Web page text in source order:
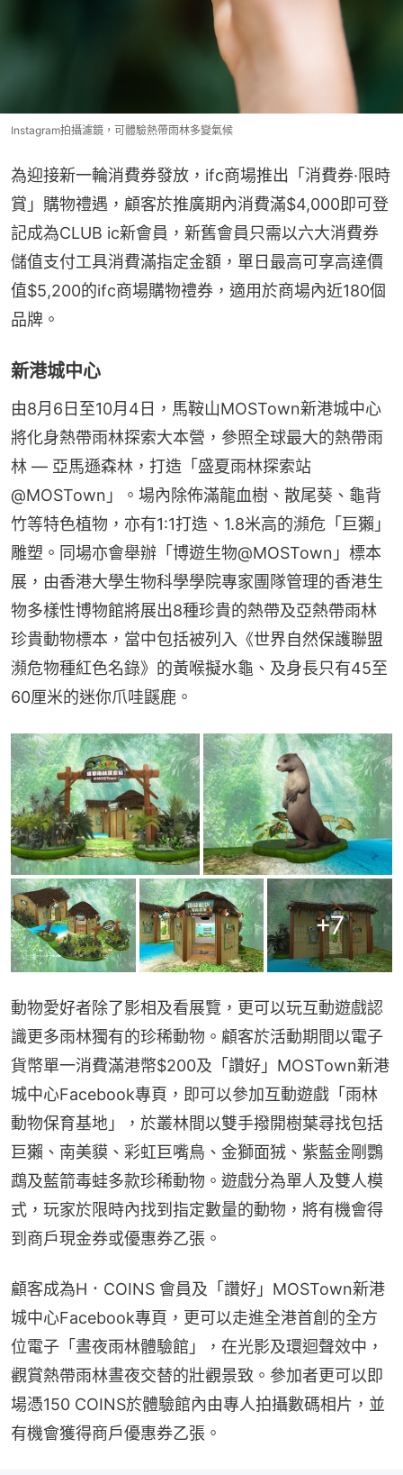
Instagram拍攝濾鏡，可體驗熱帶雨林多變氣候
為迎接新一輪消費券發放，ifc商場推出「消費券·限時
賞」購物禮遇，顧客於推廣期內消費滿$4,000即可登
記成為CLUB ic新會員，新舊會員只需以六大消費券
儲值支付工具消費滿指定金額，單日最高可享高達價
值$5,200的ifc商場購物禮券，適用於商場內近180個
品牌。
新港城中心
由8月6日至10月4日，馬鞍山MOSTown新港城中心
將化身熱帶雨林探索大本營，參照全球最大的熱帶雨
林 — 亞馬遜森林，打造「盛夏雨林探索站
@MOSTown」。場內除佈滿龍血樹、散尾葵、龜背
竹等特色植物，亦有1:1打造、1.8米高的瀕危「巨獺」
雕塑。同場亦會舉辦「博遊生物@MOSTown」標本
展，由香港大學生物科學學院專家團隊管理的香港生
物多樣性博物館將展出8種珍貴的熱帶及亞熱帶雨林
珍貴動物標本，當中包括被列入《世界自然保護聯盟
瀕危物種紅色名錄》的黃喉擬水龜、及身長只有45至
60厘米的迷你爪哇鼷鹿。
+7
動物愛好者除了影相及看展覽，更可以玩互動遊戲認
識更多雨林獨有的珍稀動物。顧客於活動期間以電子
貨幣單一消費滿港幣$200及「讚好」MOSTown新港
城中心Facebook專頁，即可以參加互動遊戲「雨林
動物保育基地」，於叢林間以雙手撥開樹葉尋找包括
巨獺、南美貘、彩虹巨嘴鳥、金獅面狨、紫藍金剛鸚
鵡及藍箭毒蛙多款珍稀動物。遊戲分為單人及雙人模
式，玩家於限時內找到指定數量的動物，將有機會得
到商戶現金券或優惠券乙張。
顧客成為H．COINS 會員及「讚好」MOSTown新港
城中心Facebook專頁，更可以走進全港首創的全方
位電子「晝夜雨林體驗館」，在光影及環迴聲效中，
觀賞熱帶雨林晝夜交替的壯觀景致。參加者更可以即
場憑150 COINS於體驗館內由專人拍攝數碼相片，並
有機會獲得商戶優惠券乙張。